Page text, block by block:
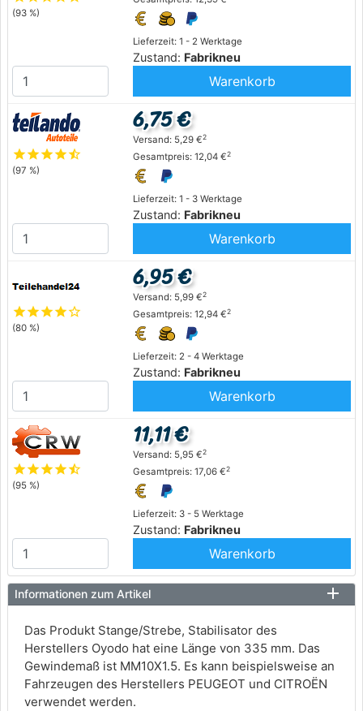
(93 %)
Lieferzeit: 1 - 2 Werktage
Zustand: Fabrikneu
Warenkorb
starstarstarstarstar_half
(97 %)
Lieferzeit: 1 - 3 Werktage
Zustand: Fabrikneu
6,75 €
Versand: 5,29 €2
Gesamtpreis: 12,04 €2
Warenkorb
starstarstarstarstar_outline
(80 %)
Lieferzeit: 2 - 4 Werktage
Zustand: Fabrikneu
6,95 €
Versand: 5,99 €2
Gesamtpreis: 12,94 €2
Warenkorb
starstarstarstarstar_half
(95 %)
Lieferzeit: 3 - 5 Werktage
Zustand: Fabrikneu
11,11 €
Versand: 5,95 €2
Gesamtpreis: 17,06 €2
Warenkorb
Informationen zum Artikel
Das Produkt Stange/Strebe, Stabilisator des
Herstellers Oyodo hat eine Länge von 335 mm. Das
Gewindemaß ist MM10X1.5. Es kann beispielsweise an
Fahrzeugen des Herstellers PEUGEOT und CITROËN
verwendet werden.